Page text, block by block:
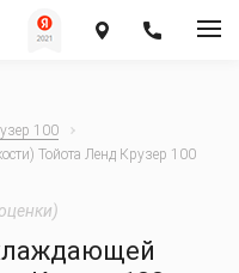
100
Тойота Ленд Крузер 100